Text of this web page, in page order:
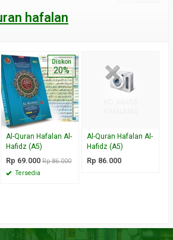
hafalan
Diskon
20%
Al-Quran Hafalan Al-
Hafidz (A5)
Rp 69.000 Rp 86.000
Tersedia
Al-Quran Hafalan Al-
Hafidz (A5)
Rp 86.000